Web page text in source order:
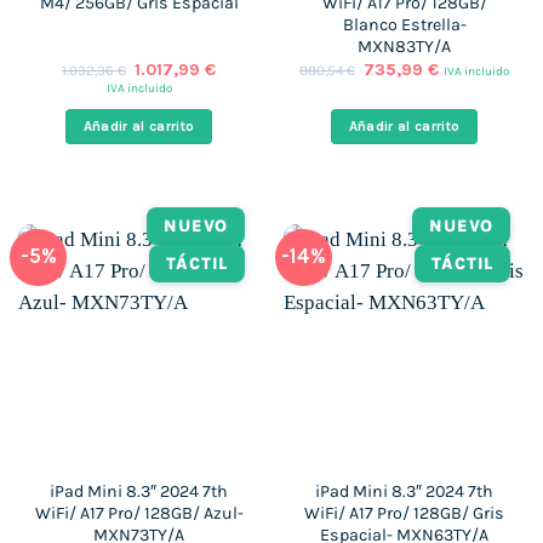
1.032,36€ El
precio
era:
1.032,36 €.
1.017,99€El
IVA incluido
Añadir al carrito
Blanco Estrella-
MXN83TY/A
880,54€ El
era:
880,54 €.
735,99€El
es:
735,99 €.
IVA incluido
Añadir al carrito
-5%
NUEVO
TÁCTIL
iPad Mini 8.3″ 2024 7th
WiFi/ A17 Pro/ 128GB/ Azul-
MXN73TY/A
-14%
NUEVO
TÁCTIL
iPad Mini 8.3″ 2024 7th
WiFi/ A17 Pro/ 128GB/ Gris
Espacial- MXN63TY/A